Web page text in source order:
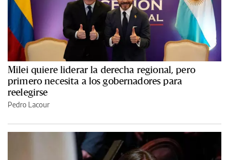
Milei quiere liderar la derecha regional, pero
primero necesita a los gobernadores para
reelegirse
Pedro Lacour